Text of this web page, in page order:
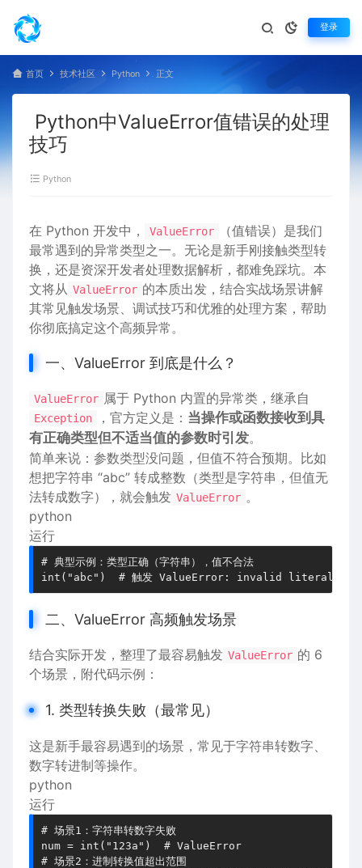
登录
首页 技术社区 Python 正文
Python中ValueError值错误的处理
技巧
Python
在 Python 开发中， ValueError
（值错误）是我们
最常遇到的异常类型之一。无论是新手刚接触类型转
换，还是资深开发者处理数据解析，都难免踩坑。本
文将从 ValueError 的本质出发，结合实战场景讲解
其常见触发场景、调试技巧和优雅的处理方案，帮助
你彻底搞定这个高频异常。
一、ValueError 到底是什么？
ValueError 属于 Python 内置的异常类，继承自
Exception ，官方定义是： 当操作或函数接收到具
有正确类型但不适当值的参数时引发。
简单来说：参数类型没问题，但值不符合预期。比如
想把字符串 “abc” 转成整数（类型是字符串，但值无
法转成数字），就会触发 ValueError 。
python
运行
# 典型示例：类型正确（字符串），值不合法
二、ValueError 高频触发场景
结合实际开发，整理了最容易触发 ValueError 的 6
个场景，附代码示例：
1. 类型转换失败（最常见）
这是新手最容易遇到的场景，常见于字符串转数字、
数字转进制等操作。
python
运行
# 场景1：字符串转数字失败
num = int("123a")  # ValueError
# 场景2：进制转换值超出范围